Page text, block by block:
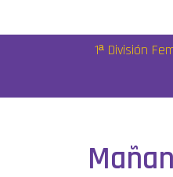
1ª División